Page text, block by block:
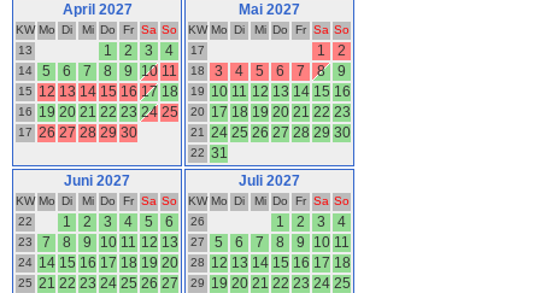
April 2027
KW Mo Di Mi Do Fr Sa So
13
1 2 3 4
14 5 6 7 8 9 10 11
15 12 13 14 15 16 17 18
16 19 20 21 22 23 24 25
17 26 27 28 29 30
Mai 2027
KW Mo Di Mi Do Fr Sa So
17
1 2
18 3 4 5 6 7 8 9
19 10 11 12 13 14 15 16
20 17 18 19 20 21 22 23
21 24 25 26 27 28 29 30
22 31
Juni 2027
KW Mo Di Mi Do Fr Sa So
22
1 2 3 4 5 6
23 7 8 9 10 11 12 13
24 14 15 16 17 18 19 20
25 21 22 23 24 25 26 27
Juli 2027
KW Mo Di Mi Do Fr Sa So
26
1 2 3 4
27 5 6 7 8 9 10 11
28 12 13 14 15 16 17 18
29 19 20 21 22 23 24 25